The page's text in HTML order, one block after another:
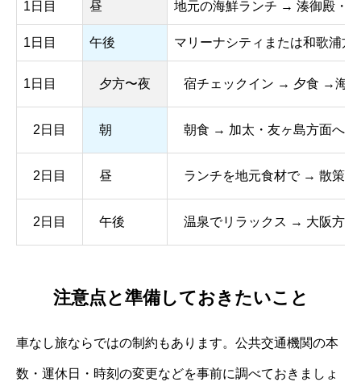
1日目 昼 地元の海鮮ランチ → 湊御殿・
1日目 午後 マリーナシティまたは和歌浦
1日目 夕方〜夜 宿チェックイン → 夕食 →海
2日目 朝 朝食 → 加太・友ヶ島方面へ移
2日目 昼 ランチを地元食材で → 散策や
2日目 午後 温泉でリラックス → 大阪方面
注意点と準備しておきたいこと
車なし旅ならではの制約もあります。公共交通機関の本
数・運休日・時刻の変更などを事前に調べておきましょ